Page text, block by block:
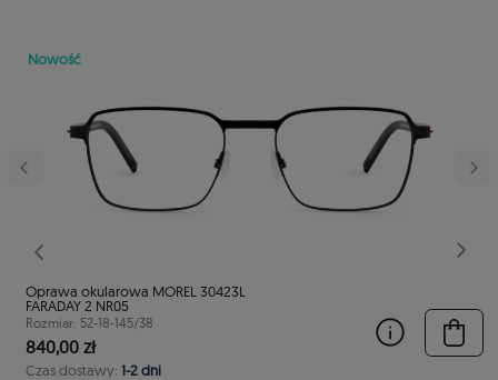
Poprzedni
Nowość
Oprawa okularowa MOREL 30423L
FARADAY 2 NR05
Rozmiar: 52-18-145/38
840,00 zł
Czas dostawy: 1-2 dni